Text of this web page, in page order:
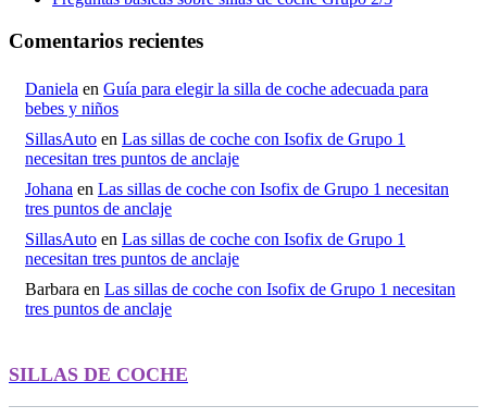
Comentarios recientes
Daniela en Guía para elegir la silla de coche adecuada para
bebes y niños
SillasAuto en Las sillas de coche con Isofix de Grupo 1
necesitan tres puntos de anclaje
Johana en Las sillas de coche con Isofix de Grupo 1 necesitan
tres puntos de anclaje
SillasAuto en Las sillas de coche con Isofix de Grupo 1
necesitan tres puntos de anclaje
Barbara en Las sillas de coche con Isofix de Grupo 1 necesitan
tres puntos de anclaje
SILLAS DE COCHE